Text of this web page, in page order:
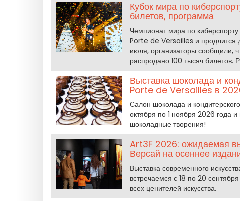
Кубок мира по
билетов, программа
Чемпионат мира по
Porte de Versailles и продлится
июля, организаторы сообщили,
распродано 100 тысяч билетов.
Выставка шоколада и
Porte de Versailles в
Салон шоколада и
октября по 1 ноября 2026 года
шоколадные творения!
Art3F 2026: ожидаемая
Версай на осеннее
Выставка современного
встречаемся с 18 по 20
всех ценителей искусства.